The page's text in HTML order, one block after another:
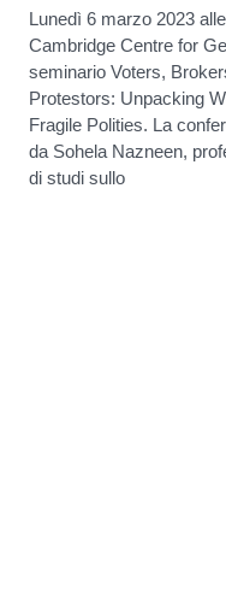
Lunedì 6 marzo 2023
Cambridge Centre for
seminario Voters,
Protestors: Unpacking
Fragile Polities. La
da Sohela Nazneen,
di studi sullo